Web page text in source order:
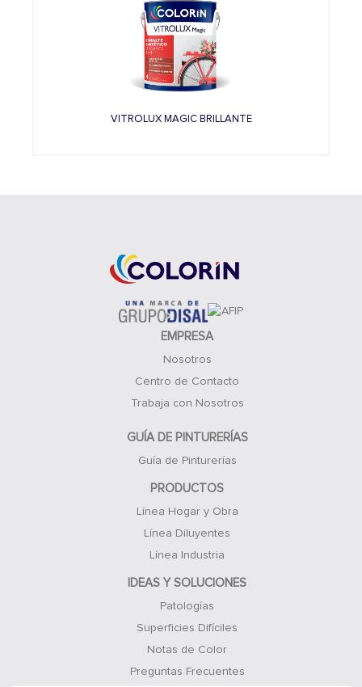
VITROLUX MAGIC BRILLANTE
EMPRESA
Nosotros
Centro de Contacto
Trabaja con Nosotros
GUÍA DE PINTURERÍAS
Guía de Pinturerías
PRODUCTOS
Línea Hogar y Obra
Línea Diluyentes
Línea Industria
IDEAS Y SOLUCIONES
Patologías
Superficies Difíciles
Notas de Color
Preguntas Frecuentes